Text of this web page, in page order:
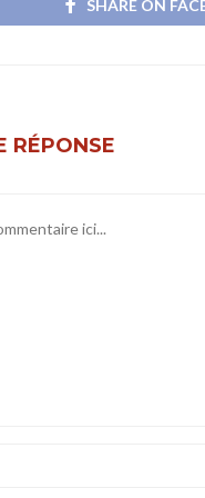
SHARE ON
RÉPONSE